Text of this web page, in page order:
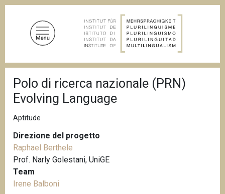
r
i
c
o
e
d
i
p
a
n
e
Polo di ricerca nazionale (PRN)
Evolving Language
Aptitude
Direzione del progetto
Raphael Berthele
Prof. Narly Golestani, UniGE
Team
Irene Balboni